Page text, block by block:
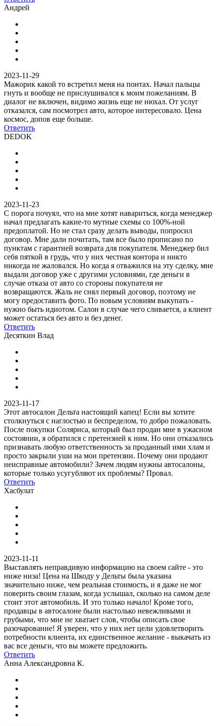
Андрей
2023-11-29
Мажорик какой то встретил меня на понтах. Начал пальцы
гнуть и вообще не прислушивался к моим пожеланиям. В
диалог не включен, видимо жизнь еще не нюхал. От услуг
отказался, сам посмотрел авто, которое интересовало. Цена
космос, допов еще больше.
Ответить
DEDOK
2023-11-23
С порога почуял, что на мне хотят навариться, когда менеджер
начал предлагать какие-то мутные схемы со 100%-ной
предоплатой. Но не стал сразу делать выводы, попросил
договор. Мне дали почитать, там все было прописано по
пунктам с гарантией возврата для покупателя. Менеджер бил
себя пяткой в грудь, что у них честная контора и никто
никогда не жаловался. Но когда я отважился на эту сделку, мне
выдали договор уже с другими условиями, где деньги в
случае отказа от авто со стороны покупателя не
возвращаются. Жаль не снял первый договор, поэтому не
могу предоставить фото. По новым условиям выкупать -
нужно быть идиотом. Салон в случае чего сливается, а клиент
может остаться без авто и без денег.
Ответить
Десяткин Влад
2023-11-17
Этот автосалон Дельта настоящий капец! Если вы хотите
столкнуться с наглостью и беспределом, то добро пожаловать.
После покупки Соляриса, который был продан мне в ужасном
состоянии, я обратился с претензией к ним. Но они отказались
признавать любую ответственность за проданный ими хлам и
просто закрыли уши на мои претензии. Почему они продают
неисправные автомобили? Зачем людям нужны автосалоны,
которые только усугубляют их проблемы? Провал.
Ответить
Хасбулат
2023-11-11
Выставлять неправдивую информацию на своем сайте - это
ниже низа! Цена на Шкоду у Дельты была указана
значительно ниже, чем реальная стоимость, и я даже не мог
поверить своим глазам, когда услышал, сколько на самом деле
стоит этот автомобиль. И это только начало! Кроме того,
продавцы в автосалоне были настолько невежливыми и
грубыми, что мне не хватает слов, чтобы описать свое
разочарование! Я уверен, что у них нет цели удовлетворить
потребности клиента, их единственное желание - выкачать из
вас все деньги, что вы можете предложить.
Ответить
Анна Александровна К.